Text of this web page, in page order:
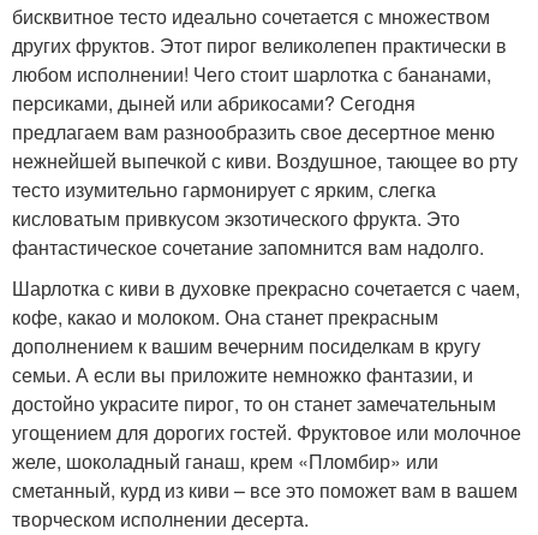
бисквитное тесто идеально сочетается с множеством
других фруктов. Этот пирог великолепен практически в
любом исполнении! Чего стоит шарлотка с бананами,
персиками, дыней или абрикосами? Сегодня
предлагаем вам разнообразить свое десертное меню
нежнейшей выпечкой с киви. Воздушное, тающее во рту
тесто изумительно гармонирует с ярким, слегка
кисловатым привкусом экзотического фрукта. Это
фантастическое сочетание запомнится вам надолго.
Шарлотка с киви в духовке прекрасно сочетается с чаем,
кофе, какао и молоком. Она станет прекрасным
дополнением к вашим вечерним посиделкам в кругу
семьи. А если вы приложите немножко фантазии, и
достойно украсите пирог, то он станет замечательным
угощением для дорогих гостей. Фруктовое или молочное
желе, шоколадный ганаш, крем «Пломбир» или
сметанный, курд из киви – все это поможет вам в вашем
творческом исполнении десерта.